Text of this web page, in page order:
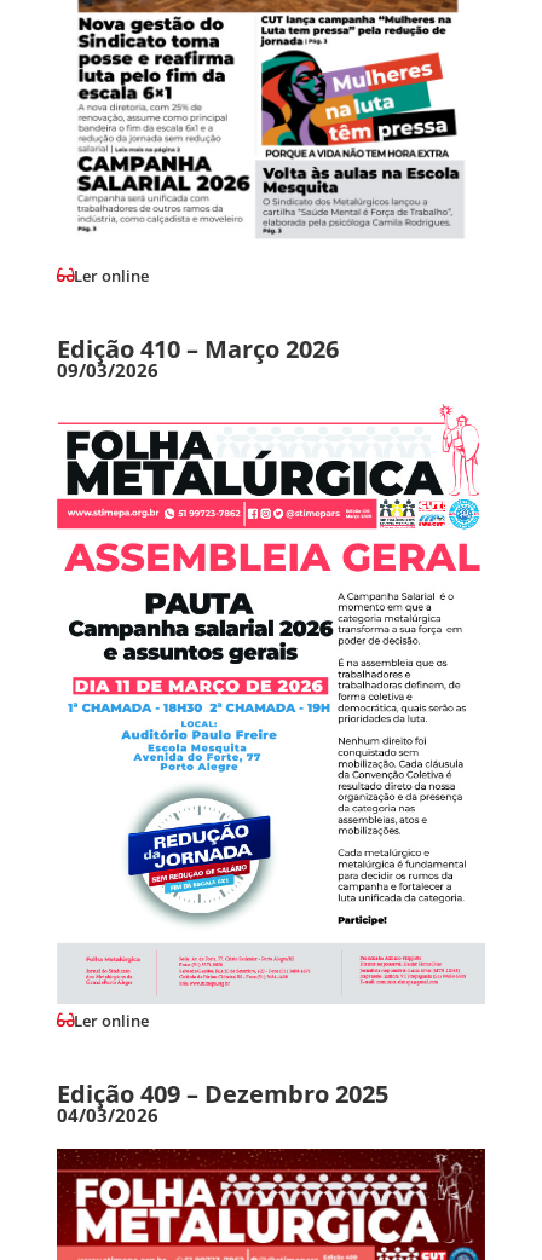
Ler online
Edição 410 – Março 2026
09/03/2026
Ler online
Edição 409 – Dezembro 2025
04/03/2026